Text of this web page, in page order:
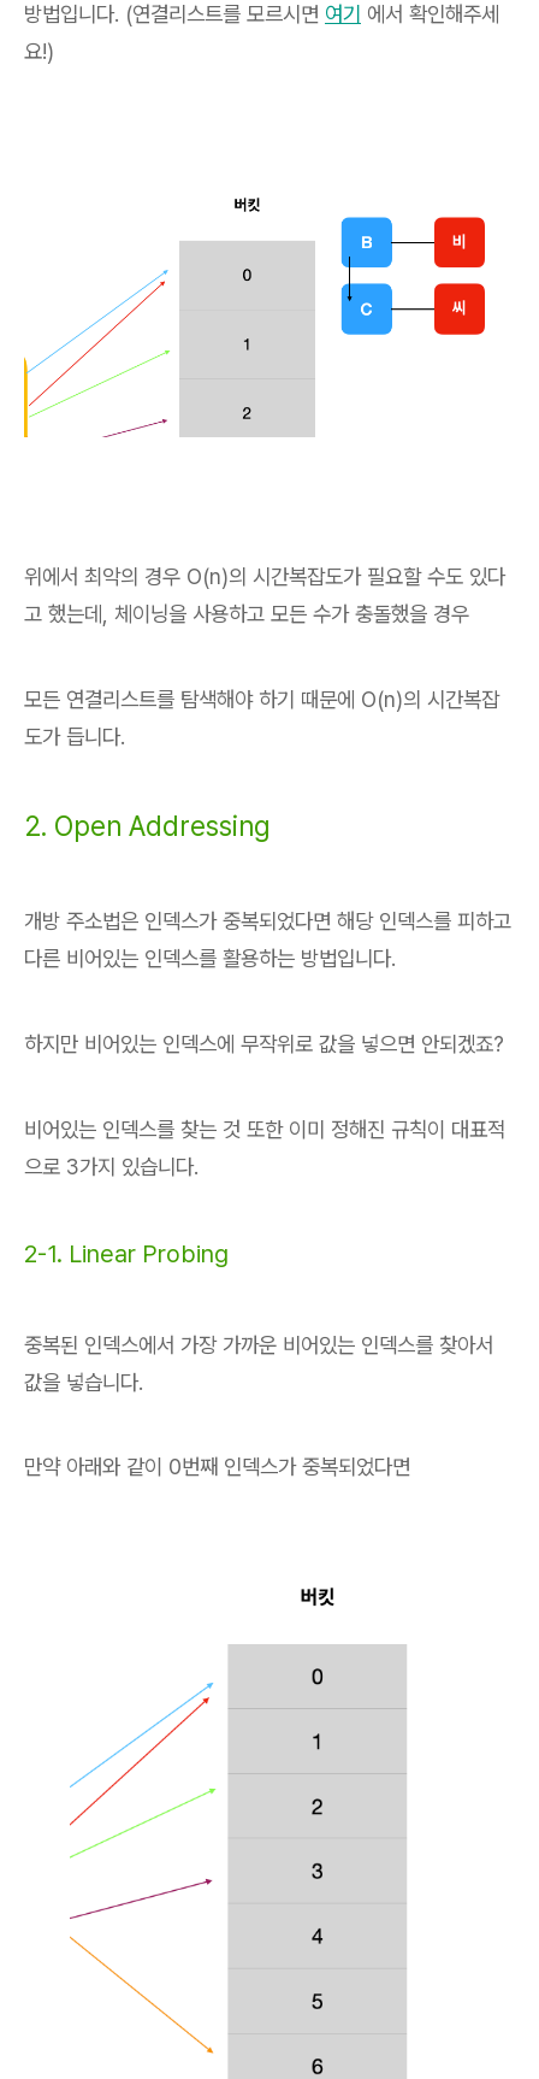
방법입니다. (연결리스트를 모르시면 여기 에서 확인해주세
요!)
위에서 최악의 경우 O(n)의 시간복잡도가 필요할 수도 있다
고 했는데, 체이닝을 사용하고 모든 수가 충돌했을 경우
모든 연결리스트를 탐색해야 하기 때문에 O(n)의 시간복잡
도가 듭니다.
2. Open Addressing
개방 주소법은 인덱스가 중복되었다면 해당 인덱스를 피하고
다른 비어있는 인덱스를 활용하는 방법입니다.
하지만 비어있는 인덱스에 무작위로 값을 넣으면 안되겠죠?
비어있는 인덱스를 찾는 것 또한 이미 정해진 규칙이 대표적
으로 3가지 있습니다.
2-1. Linear Probing
중복된 인덱스에서 가장 가까운 비어있는 인덱스를 찾아서
값을 넣습니다.
만약 아래와 같이 0번째 인덱스가 중복되었다면